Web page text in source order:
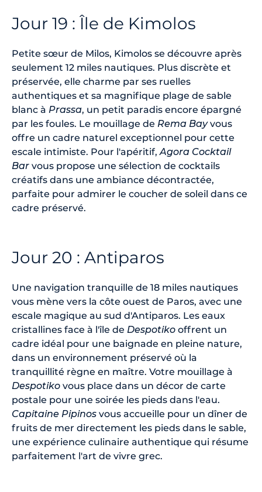
Jour 19 : Île de Kimolos
Petite sœur de Milos, Kimolos se découvre après
seulement 12 miles nautiques. Plus discrète et
préservée, elle charme par ses ruelles
authentiques et sa magnifique plage de sable
blanc à Prassa, un petit paradis encore épargné
par les foules. Le mouillage de Rema Bayvous
offre un cadre naturel exceptionnel pour cette
escale intimiste. Pour l'apéritif,Agora Cocktail
Bar vous propose une sélection de cocktails
créatifs dans une ambiance décontractée,
parfaite pour admirer le coucher de soleil dans ce
cadre préservé.
Jour 20 : Antiparos
Une navigation tranquille de 18 miles nautiques
vous mène vers la côte ouest de Paros, avec une
escale magique au sud d'Antiparos. Les eaux
cristallines face à l'île de Despotiko offrent un
cadre idéal pour une baignade en pleine nature,
dans un environnement préservé où la
tranquillité règne en maître. Votre mouillage à
Despotiko vous place dans un décor de carte
postale pour une soirée les pieds dans l'eau.
Capitaine Pipinos vous accueille pour un dîner de
fruits de mer directement les pieds dans le sable,
une expérience culinaire authentique qui résume
parfaitement l'art de vivre grec.